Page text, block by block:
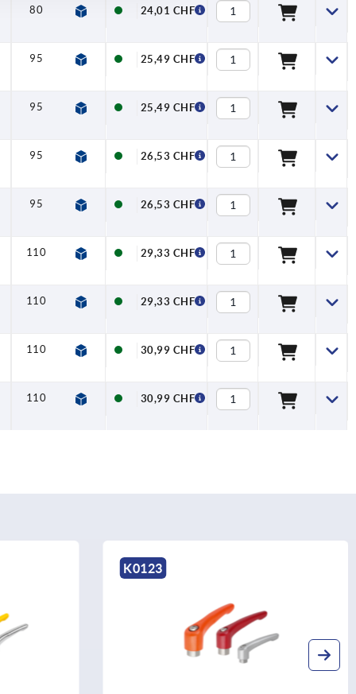
80 95 11,224,01 CHF
95 110 13,225,49 CHF
95 110 13,225,49 CHF
95 110 13,226,53 CHF
95 110 13,226,53 CHF
110 127,5 15,429,33 CHF
110 127,5 15,429,33 CHF
110 127,5 15,430,99 CHF
110 127,5 15,430,99 CHF
K0123